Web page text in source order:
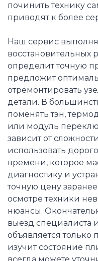
починить технику
приводят к более
Наш сервис
восстановительных
определит точную
предложит
отремонтировать
детали. В
поменять тэн,
или модуль
зависит от
использовать
времени, которое
диагностику и
точную цену
осмотре техники
нюансы.
выезд специалиста
объявляется только
изучит состояние